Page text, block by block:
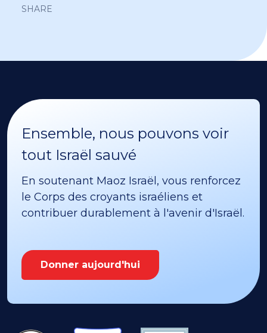
SHARE
Ensemble, nous pouvons voir
tout Israël sauvé
En soutenant Maoz Israël, vous renforcez
le Corps des croyants israéliens et
contribuer durablement à l'avenir d'Israël.
Donner aujourd'hui